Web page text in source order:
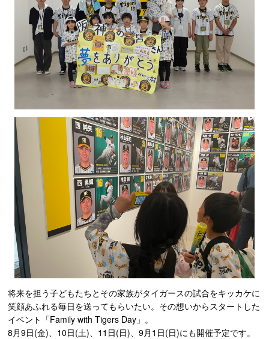
将来を担う子どもたちとその家族がタイガースの試合をキッカケに
笑顔あふれる毎日を送ってもらいたい。その想いからスタートした
イベント「Family with Tigers Day」。
8月9日(金)、10日(土)、11日(日)、9月1日(日)にも開催予定です。